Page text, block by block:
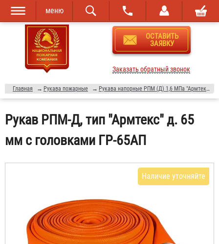
Перейти к
основному
содержанию
Skip to
navigation
меню
ОСТАВИТЬ
ЗАЯВКУ
Заказать обратный звонок
Главная → Рукава пожарные → Рукава напорные РПМ (Д) 1,6 МПа "Армтекс"
Рукав РПМ-Д, тип "Армтекс" д. 65
мм с головками ГР-65АП
Наличие уточняйте